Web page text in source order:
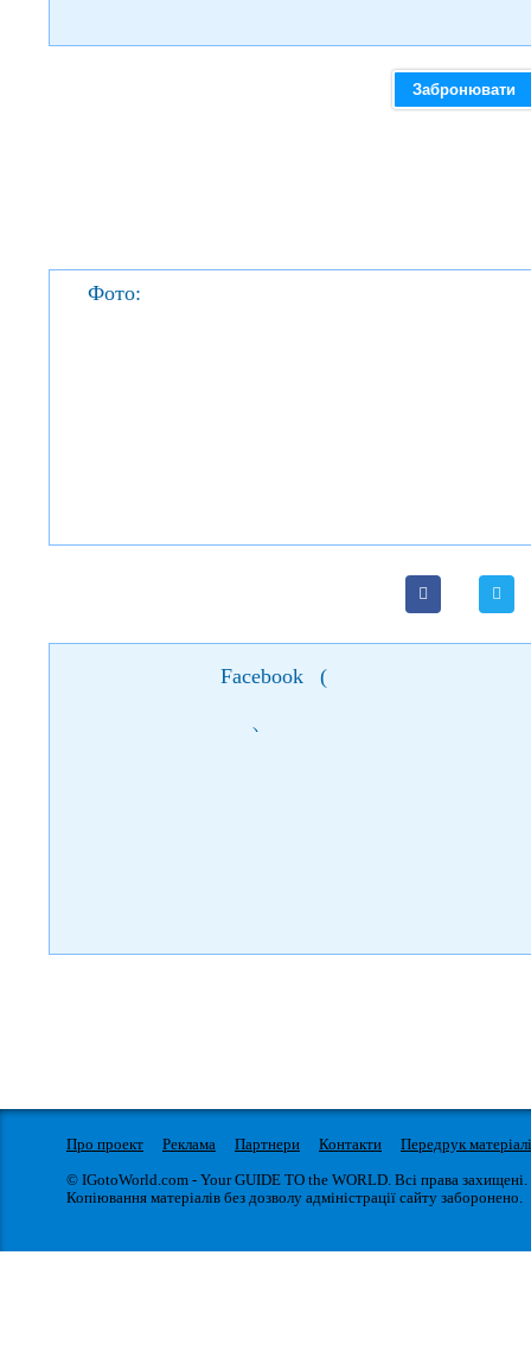
Забронювати
Фото:
Facebook (
)
Про проект Реклама Партнери Контакти
Передрук
© IGotoWorld.com - Your GUIDE TO the WORLD. Всі права захищені.
Копіювання матеріалів без дозволу адміністрації сайту заборонено.